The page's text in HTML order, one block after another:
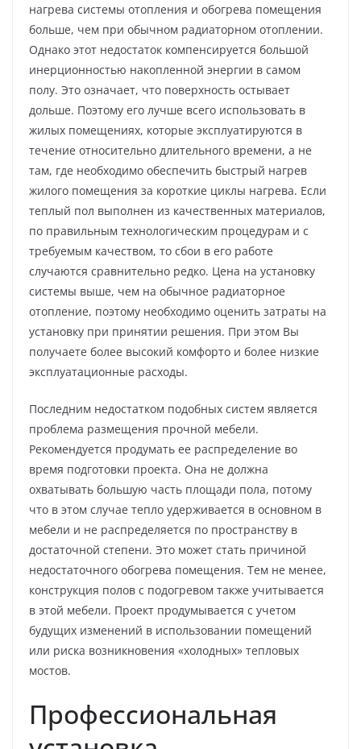
нагрева системы отопления и обогрева помещения
больше, чем при обычном радиаторном отоплении.
Однако этот недостаток компенсируется большой
инерционностью накопленной энергии в самом
полу. Это означает, что поверхность остывает
дольше. Поэтому его лучше всего использовать в
жилых помещениях, которые эксплуатируются в
течение относительно длительного времени, а не
там, где необходимо обеспечить быстрый нагрев
жилого помещения за короткие циклы нагрева. Если
теплый пол выполнен из качественных материалов,
по правильным технологическим процедурам и с
требуемым качеством, то сбои в его работе
случаются сравнительно редко. Цена на установку
системы выше, чем на обычное радиаторное
отопление, поэтому необходимо оценить затраты на
установку при принятии решения. При этом Вы
получаете более высокий комфорто и более низкие
эксплуатационные расходы.
Последним недостатком подобных систем является
проблема размещения прочной мебели.
Рекомендуется продумать ее распределение во
время подготовки проекта. Она не должна
охватывать большую часть площади пола, потому
что в этом случае тепло удерживается в основном в
мебели и не распределяется по пространству в
достаточной степени. Это может стать причиной
недостаточного обогрева помещения. Тем не менее,
конструкция полов с подогревом также учитывается
в этой мебели. Проект продумывается с учетом
будущих изменений в использовании помещений
или риска возникновения «холодных» тепловых
мостов.
Профессиональная